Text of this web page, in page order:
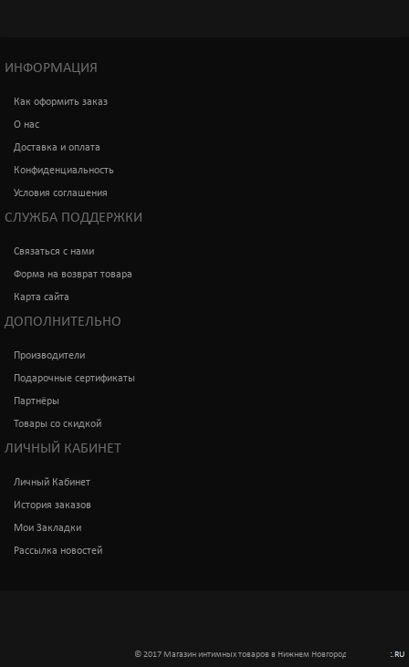
ИНФОРМАЦИЯ
Как оформить заказ
О нас
Доставка и оплата
Конфиденциальность
Условия соглашения
СЛУЖБА ПОДДЕРЖКИ
Связаться с нами
Форма на возврат товара
Карта сайта
ДОПОЛНИТЕЛЬНО
Производители
Подарочные сертификаты
Партнёры
Товары со скидкой
ЛИЧНЫЙ КАБИНЕТ
Личный Кабинет
История заказов
Мои Закладки
Рассылка новостей
© 2017 Магазин интимных товаров в Нижнем Новгороде Интимкис.RU